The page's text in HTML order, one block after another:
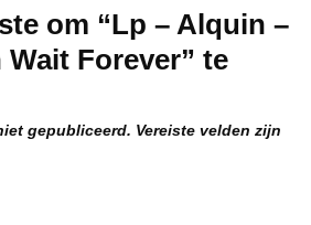
om “Lp – Alquin –
Forever” te
gepubliceerd. Vereiste velden zijn